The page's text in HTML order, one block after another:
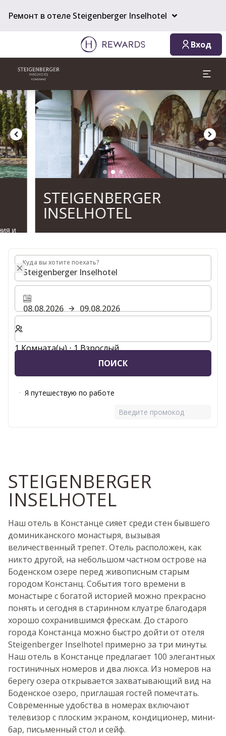
Ремонт в отеле Steigenberger Inselhotel
Вход
Слайд 2 из 3
STEIGENBERGER
INSELHOTEL
1 Комната(ы) ⋅ 1 Взрослый
Куда вы хотите поехать?
Куда вы хотите поехать?
08.08.2026
09.08.2026
Выберите количество комнат и гостей для вашего
1 Комната(ы) ⋅ 1 Взрослый
ПОИСК
Я путешествую по работе
Введите промокод
STEIGENBERGER
INSELHOTEL
Наш отель в Констанце сияет среди стен бывшего
доминиканского монастыря, вызывая
величественный трепет. Отель расположен, как
никто другой, на небольшом частном острове на
Боденском озере перед живописным старым
городом Констанц. События того времени в
монастыре с богатой историей можно прекрасно
понять и сегодня в старинном клуатре благодаря
хорошо сохранившимся фрескам. До старого
города Констанца можно быстро дойти от отеля
Steigenberger Inselhotel примерно за три минуты.
Наш отель в Констанце предлагает 100 элегантных
гостиничных номеров и два люкса. Из номеров на
берегу озера открывается захватывающий вид на
Боденское озеро, приглашая гостей помечтать.
Современные удобства в номерах включают
телевизор с плоским экраном, кондиционер, мини-
бар, письменный стол и сейф.